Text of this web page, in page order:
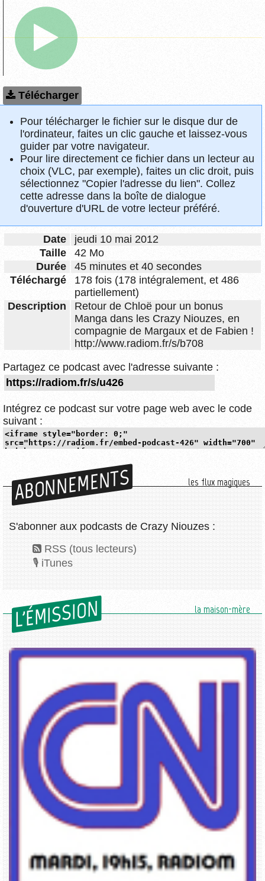
Télécharger
Pour télécharger le fichier sur le disque dur de
l'ordinateur, faites un clic gauche et laissez-vous
guider par votre navigateur.
Pour lire directement ce fichier dans un lecteur au
choix (VLC, par exemple), faites un clic droit, puis
sélectionnez "Copier l'adresse du lien". Collez
cette adresse dans la boîte de dialogue
d'ouverture d'URL de votre lecteur préféré.
Date
jeudi 10 mai 2012
Taille
42 Mo
Durée
45 minutes et 40 secondes
Téléchargé
178 fois (178 intégralement, et 486
partiellement)
Description
Retour de Chloë pour un bonus
Manga dans les Crazy Niouzes, en
compagnie de Margaux et de Fabien !
http://www.radiom.fr/s/b708
Partagez ce podcast avec l'adresse suivante :
Intégrez ce podcast sur votre page web avec le code
suivant :
ABONNEMENTS les flux magiques
S'abonner aux podcasts de Crazy Niouzes :
RSS (tous lecteurs)
iTunes
L'ÉMISSION la maison-mère